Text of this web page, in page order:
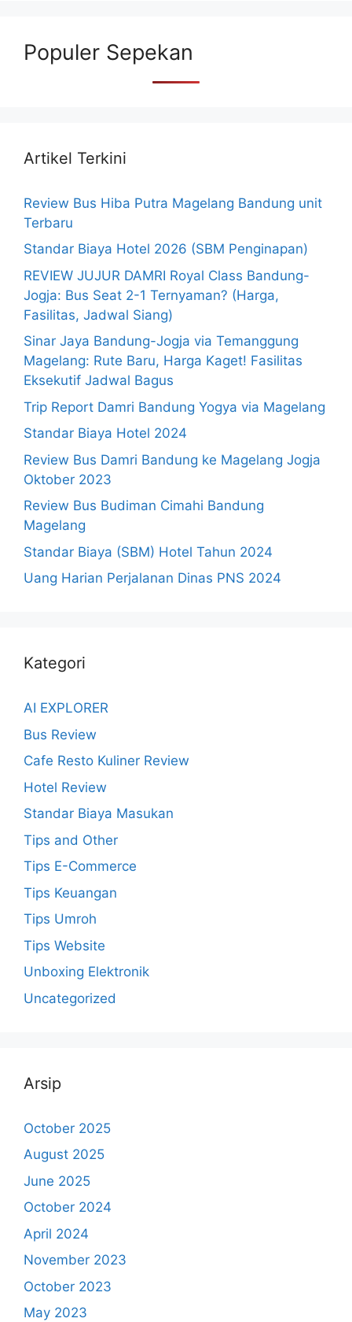
Populer Sepekan
Artikel Terkini
Review Bus Hiba Putra Magelang Bandung unit
Terbaru
Standar Biaya Hotel 2026 (SBM Penginapan)
REVIEW JUJUR DAMRI Royal Class Bandung-
Jogja: Bus Seat 2-1 Ternyaman? (Harga,
Fasilitas, Jadwal Siang)
Sinar Jaya Bandung-Jogja via Temanggung
Magelang: Rute Baru, Harga Kaget! Fasilitas
Eksekutif Jadwal Bagus
Trip Report Damri Bandung Yogya via Magelang
Standar Biaya Hotel 2024
Review Bus Damri Bandung ke Magelang Jogja
Oktober 2023
Review Bus Budiman Cimahi Bandung
Magelang
Standar Biaya (SBM) Hotel Tahun 2024
Uang Harian Perjalanan Dinas PNS 2024
Kategori
AI EXPLORER
Bus Review
Cafe Resto Kuliner Review
Hotel Review
Standar Biaya Masukan
Tips and Other
Tips E-Commerce
Tips Keuangan
Tips Umroh
Tips Website
Unboxing Elektronik
Uncategorized
Arsip
October 2025
August 2025
June 2025
October 2024
April 2024
November 2023
October 2023
May 2023